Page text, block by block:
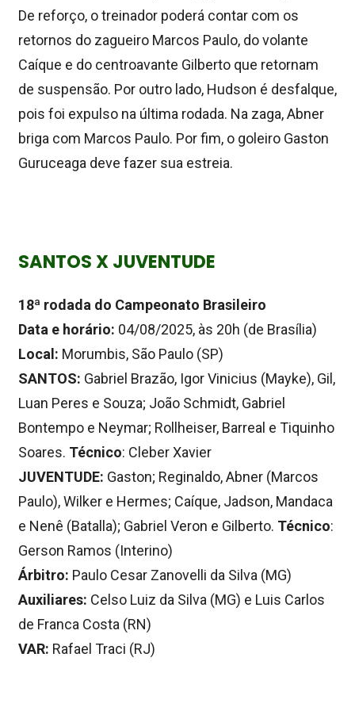
De reforço, o treinador poderá contar com os
retornos do zagueiro Marcos Paulo, do volante
Caíque e do centroavante Gilberto que retornam
de suspensão. Por outro lado, Hudson é desfalque,
pois foi expulso na última rodada. Na zaga, Abner
briga com Marcos Paulo. Por fim, o goleiro Gaston
Guruceaga deve fazer sua estreia.
SANTOS X JUVENTUDE
18ª rodada do Campeonato Brasileiro
Data e horário: 04/08/2025, às 20h (de Brasília)
Local: Morumbis, São Paulo (SP)
SANTOS: Gabriel Brazão, Igor Vinicius (Mayke), Gil,
Luan Peres e Souza; João Schmidt, Gabriel
Bontempo e Neymar; Rollheiser, Barreal e Tiquinho
Soares. Técnico: Cleber Xavier
JUVENTUDE: Gaston; Reginaldo, Abner (Marcos
Paulo), Wilker e Hermes; Caíque, Jadson, Mandaca
e Nenê (Batalla); Gabriel Veron e Gilberto. Técnico:
Gerson Ramos (Interino)
Árbitro: Paulo Cesar Zanovelli da Silva (MG)
Auxiliares: Celso Luiz da Silva (MG) e Luis Carlos
de Franca Costa (RN)
VAR: Rafael Traci (RJ)